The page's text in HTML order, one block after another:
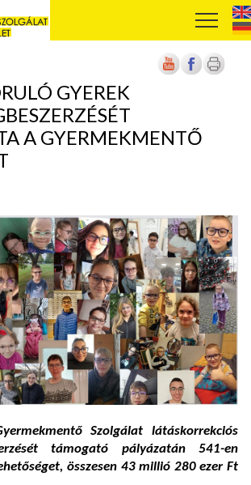
GYEREK
A GYERMEKMENTŐ
Szolgálat látáskorrekciós
támogató pályázatán 541-en
összesen 43 millió 280 ezer Ft